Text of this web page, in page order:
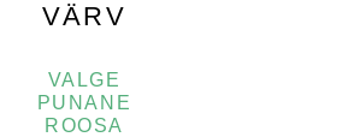
VÄRV
VALGE
PUNANE
ROOSA